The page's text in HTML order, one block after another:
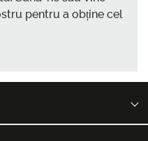
pentru a obține cel